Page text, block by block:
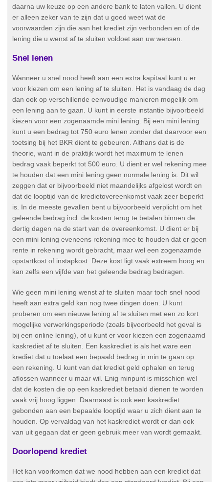
daarna uw keuze op een andere bank te laten vallen. U dient
er alleen zeker van te zijn dat u goed weet wat de
voorwaarden zijn die aan het krediet zijn verbonden en of de
lening die u wenst af te sluiten voldoet aan uw wensen.
Snel lenen
Wanneer u snel nood heeft aan een extra kapitaal kunt u er
voor kiezen om een lening af te sluiten. Het is vandaag de dag
dan ook op verschillende eenvoudige manieren mogelijk om
een lening aan te gaan. U kunt in eerste instantie bijvoorbeeld
kiezen voor een zogenaamde mini lening. Bij een mini lening
kunt u een bedrag tot 750 euro lenen zonder dat daarvoor een
toetsing bij het BKR dient te gebeuren. Althans dat is de
theorie, want in de praktijk wordt het maximum te lenen
bedrag vaak beperkt tot 500 euro. U dient er wel rekening mee
te houden dat een mini lening geen normale lening is. Dit wil
zeggen dat er bijvoorbeeld niet maandelijks afgelost wordt en
dat de looptijd van de kredietovereenkomst vaak zeer beperkt
is. In de meeste gevallen bent u bijvoorbeeld verplicht om het
geleende bedrag incl. de kosten terug te betalen binnen de
dertig dagen na de start van de overeenkomst. U dient er bij
een mini lening eveneens rekening mee te houden dat er geen
rente in rekening wordt gebracht, maar wel een zogenaamde
opstartkost of instapkost. Deze kost ligt vaak extreem hoog en
kan zelfs een vijfde van het geleende bedrag bedragen.
Wie geen mini lening wenst af te sluiten maar toch snel nood
heeft aan extra geld kan nog twee dingen doen. U kunt
proberen om een nieuwe lening af te sluiten met een zo kort
mogelijke verwerkingsperiode (zoals bijvoorbeeld het geval is
bij een online lening), of u kunt er voor kiezen een zogenaamd
kaskrediet af te sluiten. Een kaskrediet is als het ware een
krediet dat u toelaat een bepaald bedrag in min te gaan op
een rekening. U kunt van dat krediet geld ophalen en terug
aflossen wanneer u maar wil. Enig minpunt is misschien wel
dat de kosten die op een kaskrediet betaald dienen te worden
vaak vrij hoog liggen. Daarnaast is ook een kaskrediet
gebonden aan een bepaalde looptijd waar u zich dient aan te
houden. Op vervaldag van het kaskrediet wordt er dan ook
van uit gegaan dat er geen gebruik meer van wordt gemaakt.
Doorlopend krediet
Het kan voorkomen dat we nood hebben aan een krediet dat